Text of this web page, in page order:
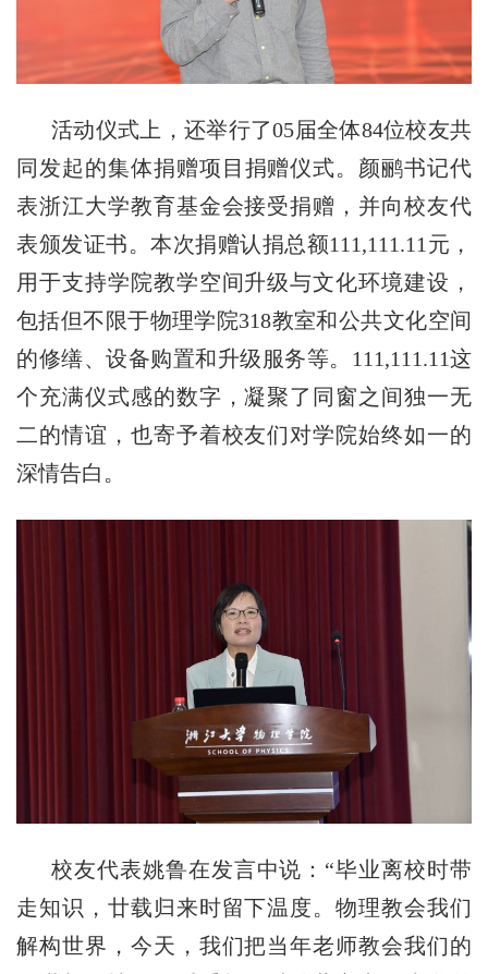
活动仪式上 ，还举行了05届全体84位校友共
同 发起的集体捐赠项目 捐赠仪式。 颜鹂书记代
表浙江大学教育基金会接受捐赠 ， 并向校友代
表颁发证书。 本次捐赠认捐总额111,111.11 元，
用于支持学院教学空间升级与文化环境建设，
包括但不限于物理学院318教室和公共文化空间
的修缮、设备购置和升级服务等。 111,111.11这
个充满仪式感的数字，凝聚了 同窗之间独一无
二的情谊，也寄予着校友们对学院始终如一的
深情告白 。
校友代表姚鲁在发言中说 ： “毕业离校时带
走知识，廿载归来时留下温度。物理教会我们
解构世界，今天，我们把当年老师教会我们的